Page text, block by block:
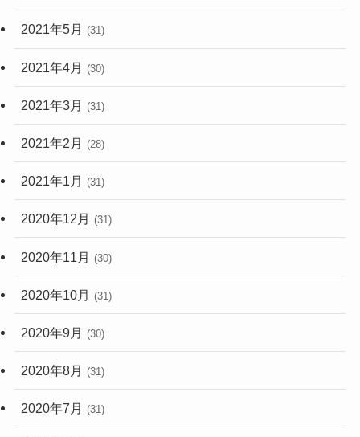
2021年5月 (31)
2021年4月 (30)
2021年3月 (31)
2021年2月 (28)
2021年1月 (31)
2020年12月 (31)
2020年11月 (30)
2020年10月 (31)
2020年9月 (30)
2020年8月 (31)
2020年7月 (31)